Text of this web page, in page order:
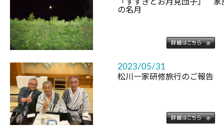
「すすきとお月見団子」 家
の名月
2023/05/31
松川一家研修旅行のご報告